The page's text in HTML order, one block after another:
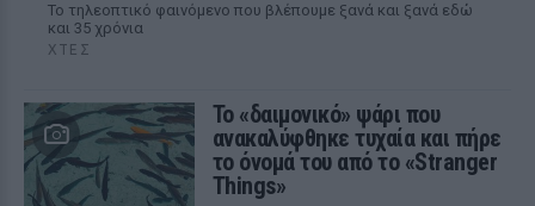
Το τηλεοπτικό φαινόμενο που βλέπουμε ξανά και ξανά εδώ
και 35 χρόνια
ΧΤΕΣ
Το «δαιμονικό» ψάρι που
ανακαλύφθηκε τυχαία και πήρε
το όνομά του από το «Stranger
Things»